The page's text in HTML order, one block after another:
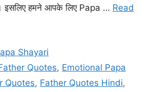
इसलिए हमने आपके लिए Papa … Read
Shayari
Quotes, Emotional Papa
Quotes, Father Quotes Hindi,